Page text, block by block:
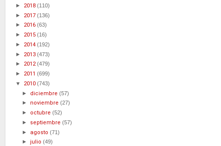
► 2018 (110)
► 2017 (136)
► 2016 (63)
► 2015 (16)
► 2014 (192)
► 2013 (473)
► 2012(479)
► 2011 (699)
▼ 2010 (743)
► diciembre(57)
► noviembre(27)
► octubre(52)
► septiembre(57)
► agosto(71)
►julio(49)